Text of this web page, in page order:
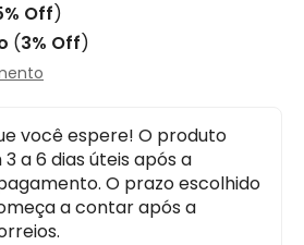
você espere! O produto
a 6 dias úteis após a
O prazo escolhido
a contar após a
Off)
(3% Off)